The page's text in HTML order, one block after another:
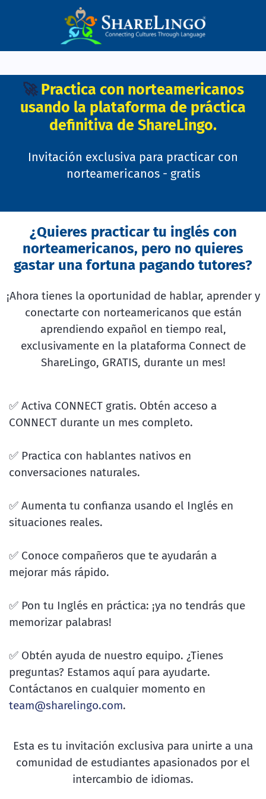
🚀Practica con norteamericanos
usando la plataforma de práctica
definitiva de ShareLingo.
Invitación exclusiva para practicar con
norteamericanos - gratis
¿Quieres practicar tu inglés con
norteamericanos, pero no quieres
gastar una fortuna pagando tutores?
¡Ahora tienes la oportunidad de hablar, aprender y
conectarte con norteamericanos que están
aprendiendo expañol en tiempo real,
exclusivamente en la plataforma Connect de
ShareLingo, GRATIS, durante un mes!
✅ Activa CONNECT gratis. Obtén acceso a
CONNECT durante un mes completo.
✅ Practica con hablantes nativos en
conversaciones naturales.
✅ Aumenta tu confianza usando el Inglés en
situaciones reales.
✅ Conoce compañeros que te ayudarán a
mejorar más rápido.
✅ Pon tu Inglés en práctica: ¡ya no tendrás que
memorizar palabras!
✅ Obtén ayuda de nuestro equipo. ¿Tienes
preguntas? Estamos aquí para ayudarte.
Contáctanos en cualquier momento en
team@sharelingo.com.
Esta es tu invitación exclusiva para unirte a una
comunidad de estudiantes apasionados por el
intercambio de idiomas.